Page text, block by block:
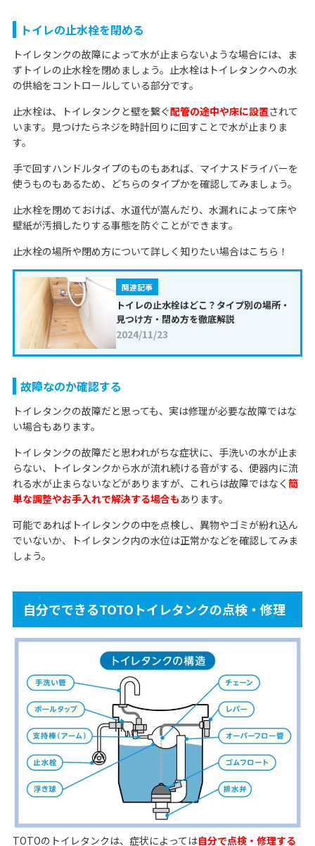
トイレの止水栓を閉める
トイレタンクの故障によって水が止まらないような場合には、ま
ずトイレの止水栓を閉めましょう。止水栓はトイレタンクへの水
の供給をコントロールしている部分です。
止水栓は、トイレタンクと壁を繋ぐ配管の途中や床に設置されて
います。見つけたらネジを時計回りに回すことで水が止まりま
す。
手で回すハンドルタイプのものもあれば、マイナスドライバーを
使うものもあるため、どちらのタイプかを確認してみましょう。
止水栓を閉めておけば、水道代が嵩んだり、水漏れによって床や
壁紙が汚損したりする事態を防ぐことができます。
止水栓の場所や閉め方について詳しく知りたい場合はこちら！
関連記事
トイレの止水栓はどこ？タイプ別の場所・
見つけ方・閉め方を徹底解説
2024/11/23
故障なのか確認する
トイレタンクの故障だと思っても、実は修理が必要な故障ではな
い場合もあります。
トイレタンクの故障だと思われがちな症状に、手洗いの水が止ま
らない、トイレタンクから水が流れ続ける音がする、便器内に流
れる水が止まらないなどがありますが、これらは故障ではなく 簡
単な調整やお手入れで解決する場合も あります。
可能であればトイレタンクの中を点検し、異物やゴミが紛れ込ん
でいないか、トイレタンク内の水位は正常かなどを確認してみま
しょう。
自分でできるTOTOトイレタンクの点検・修理
TOTOのトイレタンクは、症状によっては自分で点検・修理する